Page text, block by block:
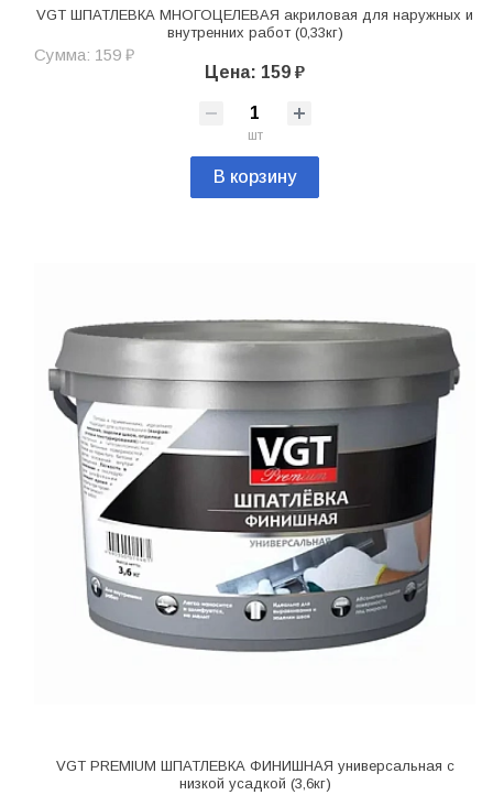
VGT ШПАТЛЕВКА МНОГОЦЕЛЕВАЯ акриловая для наружных и
внутренних работ (0,33кг)
Сумма: 159 ₽
Цена: 159 ₽
шт
В корзину
VGT PREMIUM ШПАТЛЕВКА ФИНИШНАЯ универсальная с
низкой усадкой (3,6кг)